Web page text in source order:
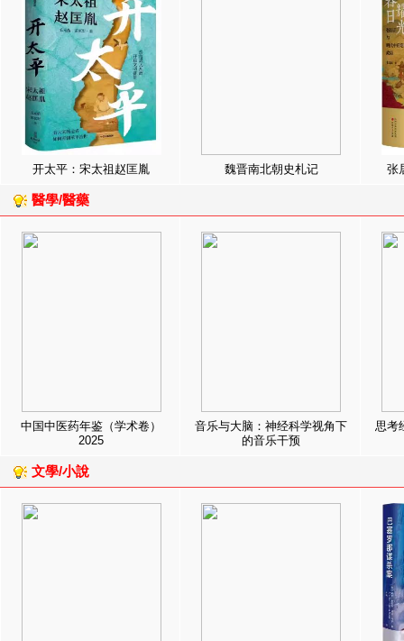
开太平：宋太祖赵匡胤 魏晋南北朝史札记 张
醫學/醫藥
中国中医药年鉴（学术卷）
2025
音乐与大脑：神经科学视角下
的音乐干预
思考
文學/小說